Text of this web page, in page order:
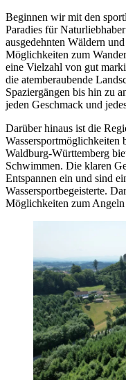
Beginnen wir mit den
Paradies für
ausgedehnten Wäldern
Möglichkeiten zum
eine Vielzahl von gut
die atemberaubende
Spaziergängen bis hin zu
jeden Geschmack und
Darüber hinaus ist die
Wassersportmöglichkeiten
Waldburg-Württemberg
Schwimmen. Die klaren
Entspannen ein und sind
Wassersportbegeisterte.
Möglichkeiten zum Angeln